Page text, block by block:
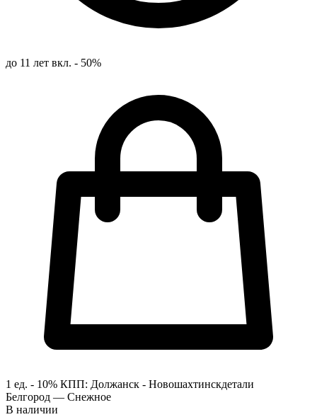
до 11 лет вкл. - 50%
1 ед. - 10% КПП: Должанск - Новошахтинскдетали
Белгород — Снежное
В наличии